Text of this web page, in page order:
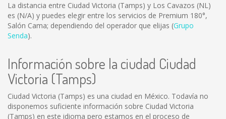
La distancia entre Ciudad Victoria (Tamps) y Los Cavazos (NL)
es (N/A) y puedes elegir entre los servicios de Premium 180°,
Salón Cama; dependiendo del operador que elijas (Grupo
Senda).
Información sobre la ciudad Ciudad
Victoria (Tamps)
Ciudad Victoria (Tamps) es una ciudad en México. Todavía no
disponemos suficiente información sobre Ciudad Victoria
(Tamps) en este idioma pero estamos en el proceso de